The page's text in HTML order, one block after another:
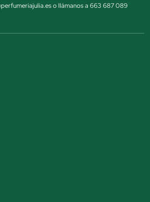
o llámanos a 663 687 089